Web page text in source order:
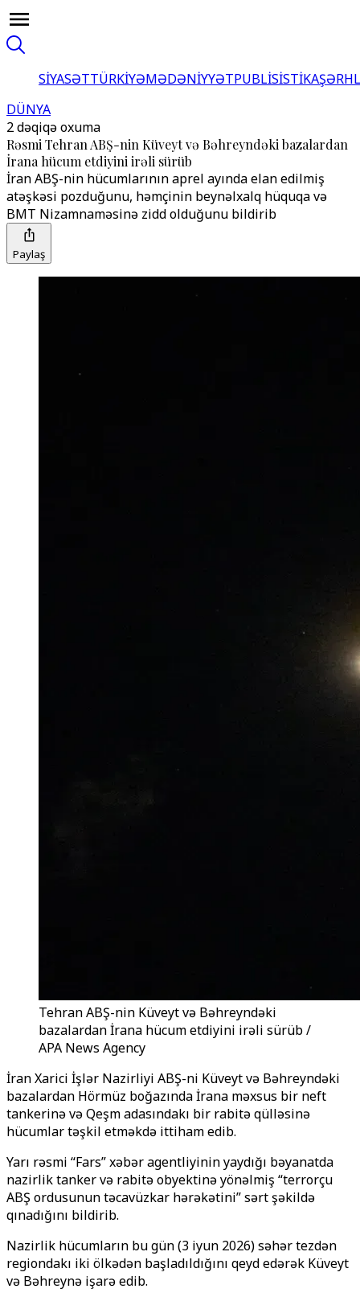
SİYASƏTTÜRKİYƏMƏDƏNİYYƏTPUBLİSİSTİKA
DÜNYA
2 dəqiqə oxuma
Rəsmi Tehran ABŞ-nin Küveyt və Bəhreyndəki bazalardan
İrana hücum etdiyini irəli sürüb
İran ABŞ-nin hücumlarının aprel ayında elan edilmiş
atəşkəsi pozduğunu, həmçinin beynəlxalq hüquqa və
BMT Nizamnaməsinə zidd olduğunu bildirib
Paylaş
Tehran ABŞ-nin Küveyt və Bəhreyndəki
bazalardan İrana hücum etdiyini irəli sürüb /
APA News Agency
İran Xarici İşlər Nazirliyi ABŞ-ni Küveyt və Bəhreyndəki
bazalardan Hörmüz boğazında İrana məxsus bir neft
tankerinə və Qeşm adasındakı bir rabitə qülləsinə
hücumlar təşkil etməkdə ittiham edib.
Yarı rəsmi “Fars” xəbər agentliyinin yaydığı bəyanatda
nazirlik tanker və rabitə obyektinə yönəlmiş “terrorçu
ABŞ ordusunun təcavüzkar hərəkətini” sərt şəkildə
qınadığını bildirib.
Nazirlik hücumların bu gün (3 iyun 2026) səhər tezdən
regiondakı iki ölkədən başladıldığını qeyd edərək Küveyt
və Bəhreynə işarə edib.